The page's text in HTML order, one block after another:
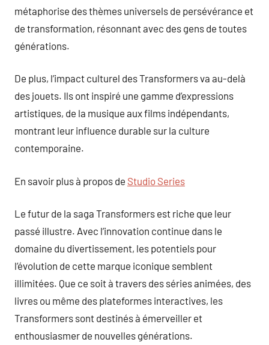
métaphorise des thèmes universels de persévérance et
de transformation, résonnant avec des gens de toutes
générations.
De plus, l’impact culturel des Transformers va au-delà
des jouets. Ils ont inspiré une gamme d’expressions
artistiques, de la musique aux films indépendants,
montrant leur influence durable sur la culture
contemporaine.
En savoir plus à propos de Studio Series
Le futur de la saga Transformers est riche que leur
passé illustre. Avec l’innovation continue dans le
domaine du divertissement, les potentiels pour
l’évolution de cette marque iconique semblent
illimitées. Que ce soit à travers des séries animées, des
livres ou même des plateformes interactives, les
Transformers sont destinés à émerveiller et
enthousiasmer de nouvelles générations.